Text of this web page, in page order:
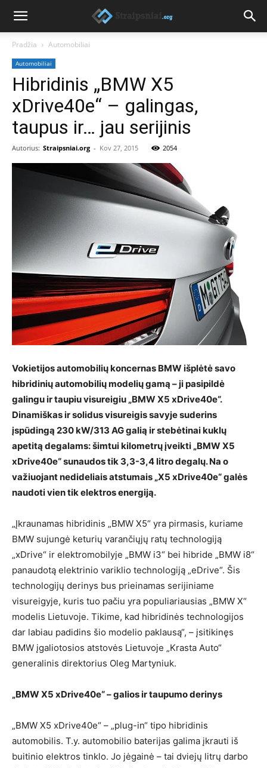
Pradžia Automobiliai
Automobiliai
Hibridinis „BMW X5
xDrive40e“ – galingas,
taupus ir… jau serijinis
Autorius: Straipsniai.org - Kov 27, 2015 2054
Vokietijos automobilių koncernas BMW išplėtė savo
hibridinių automobilių modelių gamą – ji pasipildė
galingu ir taupiu visureigiu „BMW X5 xDrive40e“.
Dinamiškas ir solidus visureigis savyje suderins
įspūdingą 230 kW/313 AG galią ir stebėtinai kuklų
apetitą degalams: šimtui kilometrų įveikti „BMW X5
xDrive40e“ sunaudos tik 3,3-3,4 litro degalų. Na o
važiuojant nedideliais atstumais „X5 xDrive40e“ galės
naudoti vien tik elektros energiją.
„Įkraunamas hibridinis „BMW X5“ yra pirmasis, kuriame
BMW sujungė keturių varančiųjų ratų technologiją
„xDrive“ ir elektromobilyje „BMW i3“ bei hibride „BMW i8“
panaudotą elektrinio variklio technologiją „eDrive“. Šis
technologijų derinys bus prieinamas serijiniame
visureigyje, kuris tuo pačiu yra populiariausias „BMW X“
modelis Lietuvoje. Tikime, kad hibridinės technologijos
dar labiau padidins šio modelio paklausą“, – įsitikinęs
BMW įgaliotosios atstovės Lietuvoje „Krasta Auto“
generalinis direktorius Oleg Martyniuk.
„BMW X5 xDrive40e“ – galios ir taupumo derinys
„BMW X5 xDrive40e“ – „plug-in“ tipo hibridinis
automobilis. T.y. automobilio baterijas galima įkrauti iš
buitinio elektros tinklo. Jo jėgainė – tai dviejų litrų darbo